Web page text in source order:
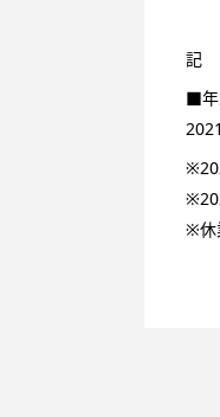
記
■年
※休